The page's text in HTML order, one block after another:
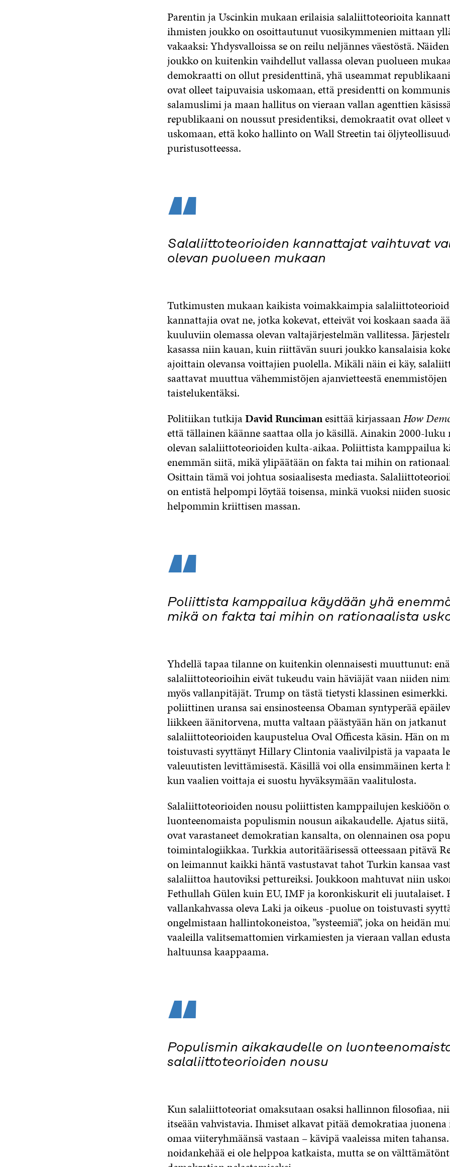
Parentin ja Uscinkin mukaan erilaisia salaliittoteorioita
ihmisten joukko on osoittautunut vuosikymmenien mittaan
vakaaksi: Yhdysvalloissa se on reilu neljännes väestöstä.
joukko on kuitenkin vaihdellut vallassa olevan puolueen
demokraatti on ollut presidenttinä, yhä useammat
ovat olleet taipuvaisia uskomaan, että presidentti on
salamuslimi ja maan hallitus on vieraan vallan agenttien
republikaani on noussut presidentiksi, demokraatit ovat olleet
uskomaan, että koko hallinto on Wall Streetin tai
puristusotteessa.
“
Salaliittoteorioiden kannattajat vaihtuvat
olevan puolueen mukaan
Tutkimusten mukaan kaikista voimakkaimpia
kannattajia ovat ne, jotka kokevat, etteivät voi koskaan saada
kuuluviin olemassa olevan valtajärjestelmän vallitessa.
kasassa niin kauan, kuin riittävän suuri joukko kansalaisia
ajoittain olevansa voittajien puolella. Mikäli näin ei käy,
saattavat muuttua vähemmistöjen ajanvietteestä enemmistöjen
taistelukentäksi.
Politiikan tutkijaDavid Runcimanesittää kirjassaanHow
että tällainen käänne saattaa olla jo käsillä. Ainakin 2000-luku
olevan salaliittoteorioiden kulta-aikaa. Poliittista kamppailua
enemmän siitä, mikä ylipäätään on fakta tai mihin on
Osittain tämä voi johtua sosiaalisesta mediasta.
on entistä helpompi löytää toisensa, minkä vuoksi niiden
helpommin kriittisen massan.
“
Poliittista kamppailua käydään yhä
mikä on fakta tai mihin on rationaalista
Yhdellä tapaa tilanne on kuitenkin olennaisesti muuttunut:
salaliittoteorioihin eivät tukeudu vain häviäjät vaan niiden
myös vallanpitäjät. Trump on tästä tietysti klassinen
poliittinen uransa sai ensinosteensa Obaman syntyperää
liikkeen äänitorvena, mutta valtaan päästyään hän on jatkanut
salaliittoteorioiden kaupustelua Oval Officesta käsin. Hän on
toistuvasti syyttänyt Hillary Clintonia vaalivilpistä ja vapaata
valeuutisten levittämisestä. Käsillä voi olla ensimmäinen kerta
kun vaalien voittaja ei suostu hyväksymään vaalitulosta.
Salaliittoteorioiden nousu poliittisten kamppailujen keskiöön
luonteenomaista populismin nousun aikakaudelle. Ajatus
ovat varastaneet demokratian kansalta, on olennainen osa
toimintalogiikkaa. Turkkia autoritäärisessä otteessaan pitävä
on leimannut kaikki häntä vastustavat tahot Turkin kansaa
salaliittoa hautoviksi pettureiksi. Joukkoon mahtuvat niin
Fethullah Gülen kuin EU, IMF ja koronkiskurit eli juutalaiset.
vallankahvassa oleva Laki ja oikeus -puolue on toistuvasti
ongelmistaan hallintokoneistoa, ”systeemiä”, joka on heidän
vaaleilla valitsemattomien virkamiesten ja vieraan vallan
haltuunsa kaappaama.
“
Populismin aikakaudelle on
salaliittoteorioiden nousu
Kun salaliittoteoriat omaksutaan osaksi hallinnon filosofiaa,
itseään vahvistavia. Ihmiset alkavat pitää demokratiaa juonena
omaa viiteryhmäänsä vastaan – kävipä vaaleissa miten
noidankehää ei ole helppoa katkaista, mutta se on